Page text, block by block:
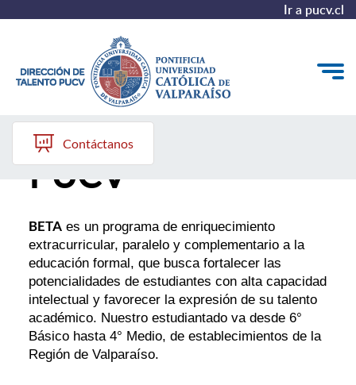
Ir a pucv.cl
Quiénes somos
Nuestros Programas
Contáctanos
Programa BETA
PUCV
BETA es un programa de enriquecimiento
extracurricular, paralelo y complementario a la
educación formal, que busca fortalecer las
potencialidades de estudiantes con alta capacidad
intelectual y favorecer la expresión de su talento
académico. Nuestro estudiantado va desde 6°
Básico hasta 4° Medio, de establecimientos de la
Región de Valparaíso.